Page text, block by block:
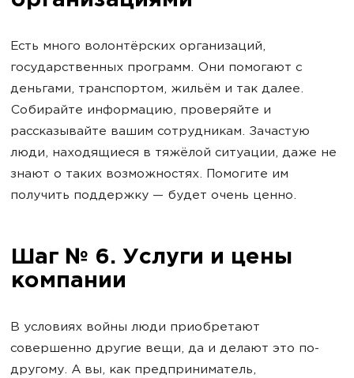
Есть много волонтёрских организаций,
государственных программ. Они помогают с
деньгами, транспортом, жильём и так далее.
Собирайте информацию, проверяйте и
рассказывайте вашим сотрудникам. Зачастую
люди, находящиеся в тяжёлой ситуации, даже не
знают о таких возможностях. Помогите им
получить поддержку — будет очень ценно.
Шаг № 6. Услуги и цены
компании
В условиях войны люди приобретают
совершенно другие вещи, да и делают это по-
другому. А вы, как предприниматель,